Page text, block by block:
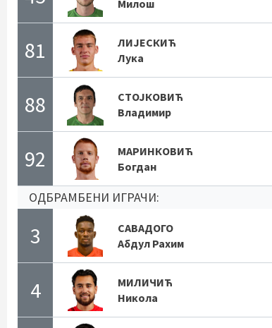
Милош
81
ЛИЈЕСКИЋ
Лука
88
СТОЈКОВИЋ
Владимир
92
МАРИНКОВИЋ
Богдан
ОДБРАМБЕНИ ИГРАЧИ:
3
САВАДОГО
Абдул Рахим
4
МИЛИЧИЋ
Никола